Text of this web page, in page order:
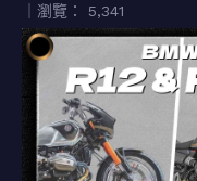
｜瀏覽： 5,341